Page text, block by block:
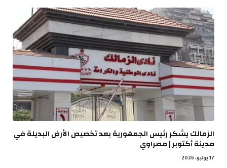
الزمالك يشكر رئيس الجمهورية بعد تخصيص الأرض البديلة في
مدينة أكتوبر | مصراوي
17 يونيو، 2026